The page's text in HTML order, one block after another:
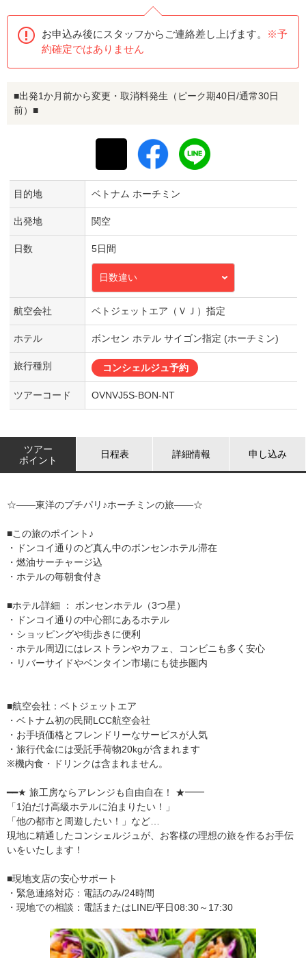
お申込み後にスタッフからご連絡差し上げます。
※予
約確定ではありません
■出発1か月前から変更・取消料発生（ピーク期40日/通常30日
前）■
目的地 ベトナム ホーチミン
出発地 関空
日数 5日間
日数違い
航空会社 ベトジェットエア（ＶＪ）指定
ホテル ボンセン ホテル サイゴン指定 (ホーチミン)
旅行種別 コンシェルジュ予約
ツアーコード OVNVJ5S-BON-NT
ツアー
ポイント
日程表 詳細情報 申し込み
☆――東洋のプチパリ♪ホーチミンの旅――☆
■この旅のポイント♪
・ドンコイ通りのど真ん中のボンセンホテル滞在
・燃油サーチャージ込
・ホテルの毎朝食付き
■ホテル詳細 ： ボンセンホテル（3つ星）
・ドンコイ通りの中心部にあるホテル
・ショッピングや街歩きに便利
・ホテル周辺にはレストランやカフェ、コンビニも多く安心
・リバーサイドやベンタイン市場にも徒歩圏内
■航空会社：ベトジェットエア
・ベトナム初の民間LCC航空会社
・お手頃価格とフレンドリーなサービスが人気
・旅行代金には受託手荷物20kgが含まれます
※機内食・ドリンクは含まれません。
━━★ 旅工房ならアレンジも自由自在！ ★━━
「1泊だけ高級ホテルに泊まりたい！」
「他の都市と周遊したい！」など…
現地に精通したコンシェルジュが、お客様の理想の旅を作るお手伝
いをいたします！
■現地支店の安心サポート
・緊急連絡対応：電話のみ/24時間
・現地での相談：電話またはLINE/平日08:30～17:30